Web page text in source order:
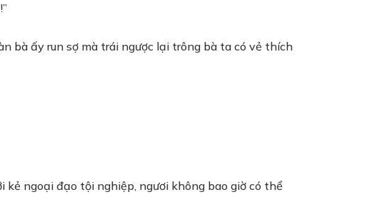
bà ấy run sợ mà trái ngược lại trông bà ta có vẻ thích
ngoại đạo tội nghiệp, ngươi không bao giờ có thể